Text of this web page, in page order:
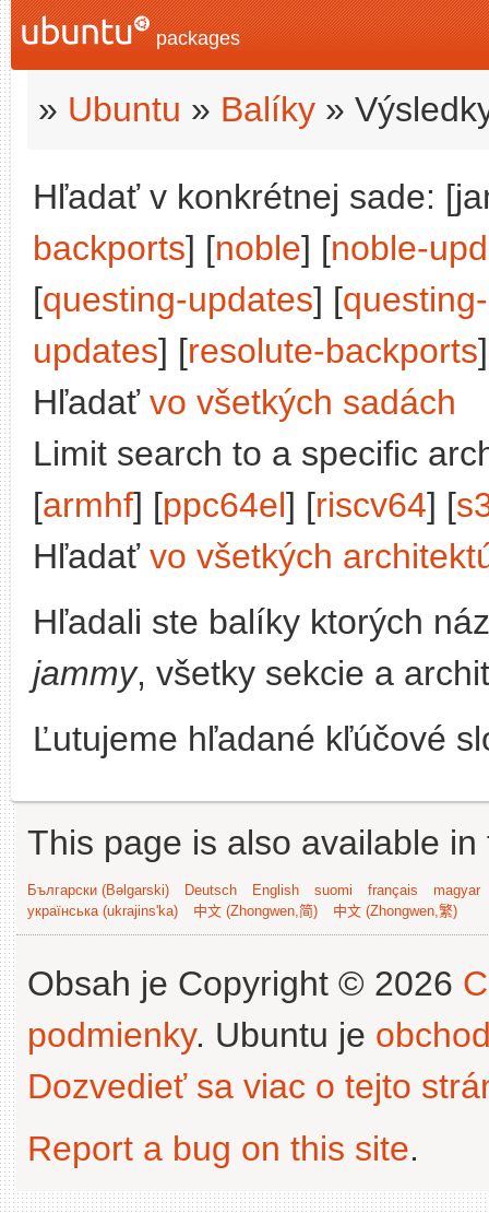
packages
» Ubuntu » Balíky »
Hľadať v konkrétnej sade:
backports] [noble] [noble-
[questing-updates] [
updates] [resolute-backports
Hľadať vo všetkých sadách
Limit search to a specific
[armhf] [ppc64el] [riscv64] [
Hľadať vo všetkých
Hľadali ste balíky ktorých
jammy, všetky sekcie a
Ľutujeme hľadané kľúčové
This page is also available
Български (Bəlgarski) Deutsch English suomi français
magyar
українська (ukrajins'ka)
中文 (Zhongwen,简) 中文 (Zhongwen,繁)
Obsah je Copyright © 2026
podmienky. Ubuntu je
Dozvedieť sa viac o tejto
Report a bug on this site.